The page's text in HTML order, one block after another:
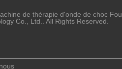
de thérapie d'onde de choc
Co., Ltd.. All Rights Reserved.